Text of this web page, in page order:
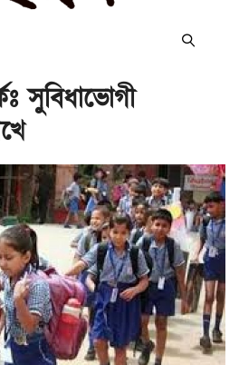
সুবিধাভোগী